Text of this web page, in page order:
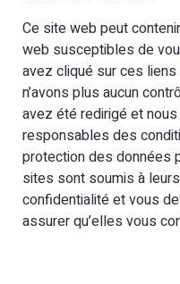
Ce site web peut
web susceptibles de
avez cliqué sur ces
n’avons plus aucun
avez été redirigé et
responsables des
protection des données
sites sont soumis à
confidentialité et vous
assurer qu’elles vous